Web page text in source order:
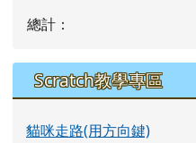
總計：
Scratch教學專區
貓咪走路(用方向鍵)